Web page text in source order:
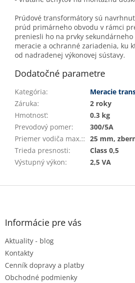
Prúdové transformátory sú
prúd primárneho obvodu v rámci
preniesli ho na prvky
meracie a ochranné zariadenia, ku
od nadradenej výkonovej sústavy.
Dodatočné parametre
Kategória:
Meracie
Záruka:
2 roky
Hmotnosť:
0.3 kg
Prevodový pomer:
300/5A
Priemer vodiča max.:: 25 mm,
Trieda presnosti:
Class 0,5
Výstupný výkon: 2,5 VA
Z
Informácie pre vás
Aktuality - blog
Kontakty
Cenník dopravy a platby
Obchodné podmienky